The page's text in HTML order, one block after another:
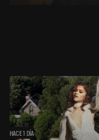
HACE 1 DÍA